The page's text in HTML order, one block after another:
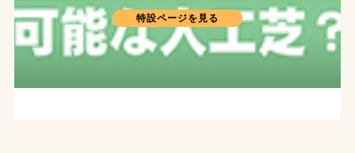
特設ページを見る